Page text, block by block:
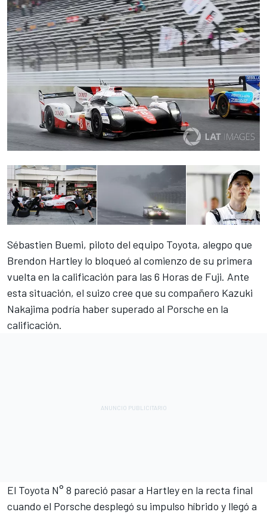
Sébastien Buemi, piloto del equipo Toyota, alegpo que
Brendon Hartley lo bloqueó al comienzo de su primera
vuelta en la calificación para las 6 Horas de Fuji. Ante
esta situación, el suizo cree que su compañero Kazuki
Nakajima podría haber superado al Porsche en la
calificación.
El Toyota N° 8 pareció pasar a Hartley en la recta final
cuando el Porsche desplegó su impulso híbrido y llegó a